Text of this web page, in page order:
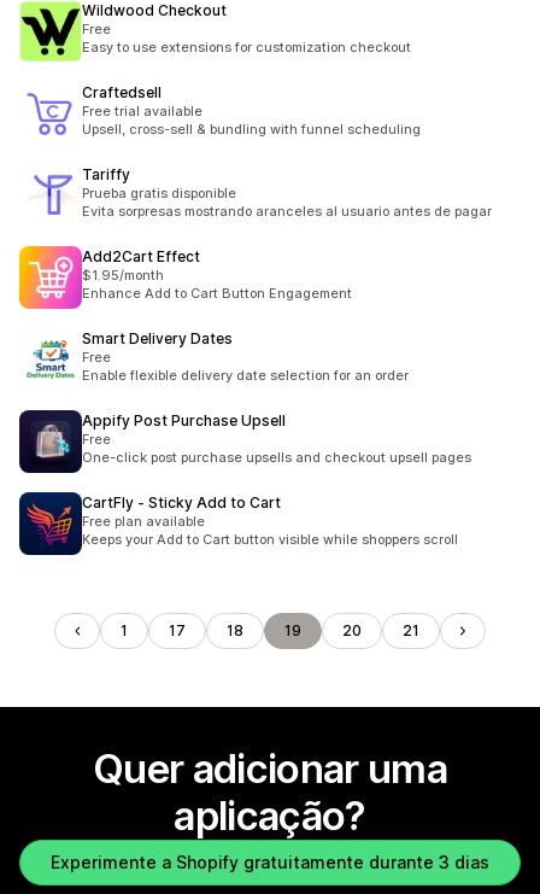
Wildwood Checkout
Free
Easy to use extensions for customization checkout
Craftedsell
Free trial available
Upsell, cross-sell & bundling with funnel scheduling
Tariffy
Prueba gratis disponible
Evita sorpresas mostrando aranceles al usuario antes de pagar
Add2Cart Effect
$1.95/month
Enhance Add to Cart Button Engagement
Smart Delivery Dates
Free
Enable flexible delivery date selection for an order
Appify Post Purchase Upsell
Free
One-click post purchase upsells and checkout upsell pages
CartFly ‑ Sticky Add to Cart
Free plan available
Keeps your Add to Cart button visible while shoppers scroll
1 17 18 19 20 21
Quer adicionar uma
aplicação?
Experimente a Shopify gratuitamente durante 3 dias